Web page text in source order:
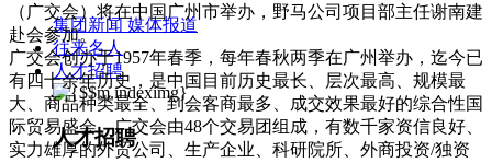
集团新闻 媒体报道
往来名人
人才招聘
人才招聘
（广交会）将在中国广州市举办，野马公司项目部主任谢南建
赴会参加。
广交会创办于1957年春季，每年春秋两季在广州举办，迄今已
有四十余年历史，是中国目前历史最长、层次最高、规模最
大、商品种类最全、到会客商最多、成交效果最好的综合性国
际贸易盛会。广交会由48个交易团组成，有数千家资信良好、
实力雄厚的外贸公司、生产企业、科研院所、外商投资/独资